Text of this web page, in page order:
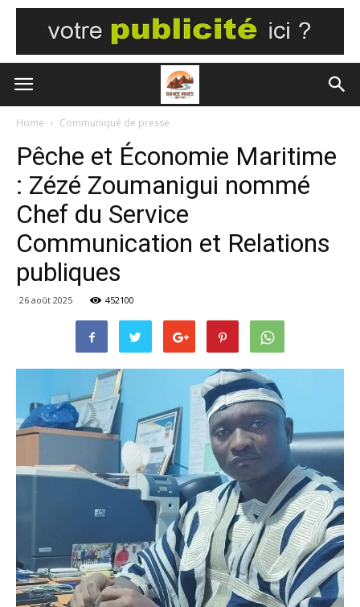
Home Communiqué de presse
Pêche et Économie Maritime
: Zézé Zoumanigui nommé
Chef du Service
Communication et Relations
publiques
26 août 2025 452100